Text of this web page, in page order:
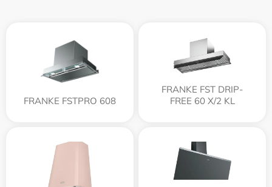
FRANKE FSTPRO 608
FRANKE FST DRIP-
FREE 60 X/2 KL